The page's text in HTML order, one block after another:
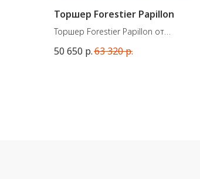
Торшер Forestier Papillon
Торшер Forestier Papillon от
Материал - металл. Цоколь Е27 - 60W
50 650 р.63 320р.